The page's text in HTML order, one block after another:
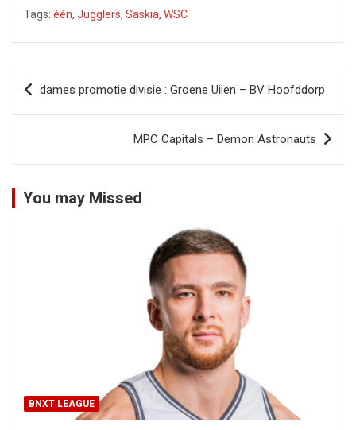
Tags: één, Jugglers, Saskia, WSC
Bericht
navigatie
dames promotie divisie : Groene Uilen – BV Hoofddorp
MPC Capitals – Demon Astronauts
You may Missed
BNXT LEAGUE